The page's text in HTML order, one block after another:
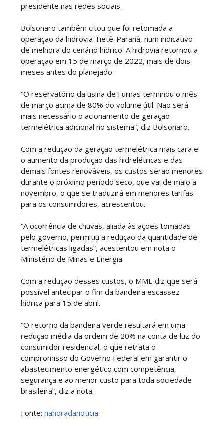
presidente nas redes sociais.
Bolsonaro também citou que foi retomada a
operação da hidrovia Tietê-Paraná, num indicativo
de melhora do cenário hídrico. A hidrovia retornou a
operação em 15 de março de 2022, mais de dois
meses antes do planejado.
“O reservatório da usina de Furnas terminou o mês
de março acima de 80% do volume útil. Não será
mais necessário o acionamento de geração
termelétrica adicional no sistema”, diz Bolsonaro.
Com a redução da geração termelétrica mais cara e
o aumento da produção das hidrelétricas e das
demais fontes renováveis, os custos serão menores
durante o próximo período seco, que vai de maio a
novembro, o que se traduzirá em menores tarifas
para os consumidores, acrescentou.
“A ocorrência de chuvas, aliada às ações tomadas
pelo governo, permitiu a redução da quantidade de
termelétricas ligadas”, acestentou em nota o
Ministério de Minas e Energia.
Com a redução desses custos, o MME diz que será
possível antecipar o fim da bandeira escassez
hídrica para 15 de abril.
“O retorno da bandeira verde resultará em uma
redução média da ordem de 20% na conta de luz do
consumidor residencial, o que retrata o
compromisso do Governo Federal em garantir o
abastecimento energético com competência,
segurança e ao menor custo para toda sociedade
brasileira”, diz a nota.
Fonte: nahoradanoticia